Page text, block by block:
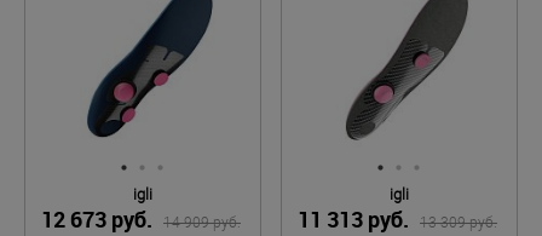
igli
12 673 руб. 14 909 руб.
igli
11 313 руб. 13 309 руб.